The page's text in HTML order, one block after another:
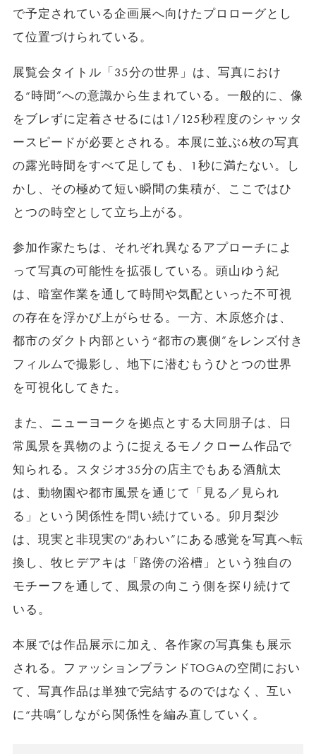
で予定されている企画展へ向けたプロローグとし
て位置づけられている。
展覧会タイトル「35分の世界」は、写真におけ
る“時間”への意識から生まれている。一般的に、像
をブレずに定着させるには1/125秒程度のシャッタ
ースピードが必要とされる。本展に並ぶ6枚の写真
の露光時間をすべて足しても、1秒に満たない。し
かし、その極めて短い瞬間の集積が、ここではひ
とつの時空として立ち上がる。
参加作家たちは、それぞれ異なるアプローチによ
って写真の可能性を拡張している。頭山ゆう紀
は、暗室作業を通して時間や気配といった不可視
の存在を浮かび上がらせる。一方、木原悠介は、
都市のダクト内部という“都市の裏側”をレンズ付き
フィルムで撮影し、地下に潜むもうひとつの世界
を可視化してきた。
また、ニューヨークを拠点とする大同朋子は、日
常風景を異物のように捉えるモノクローム作品で
知られる。スタジオ35分の店主でもある酒航太
は、動物園や都市風景を通じて「見る／見られ
る」という関係性を問い続けている。卯月梨沙
は、現実と非現実の“あわい”にある感覚を写真へ転
換し、牧ヒデアキは「路傍の浴槽」という独自の
モチーフを通して、風景の向こう側を探り続けて
いる。
本展では作品展示に加え、各作家の写真集も展示
される。ファッションブランドTOGAの空間におい
て、写真作品は単独で完結するのではなく、互い
に“共鳴”しながら関係性を編み直していく。